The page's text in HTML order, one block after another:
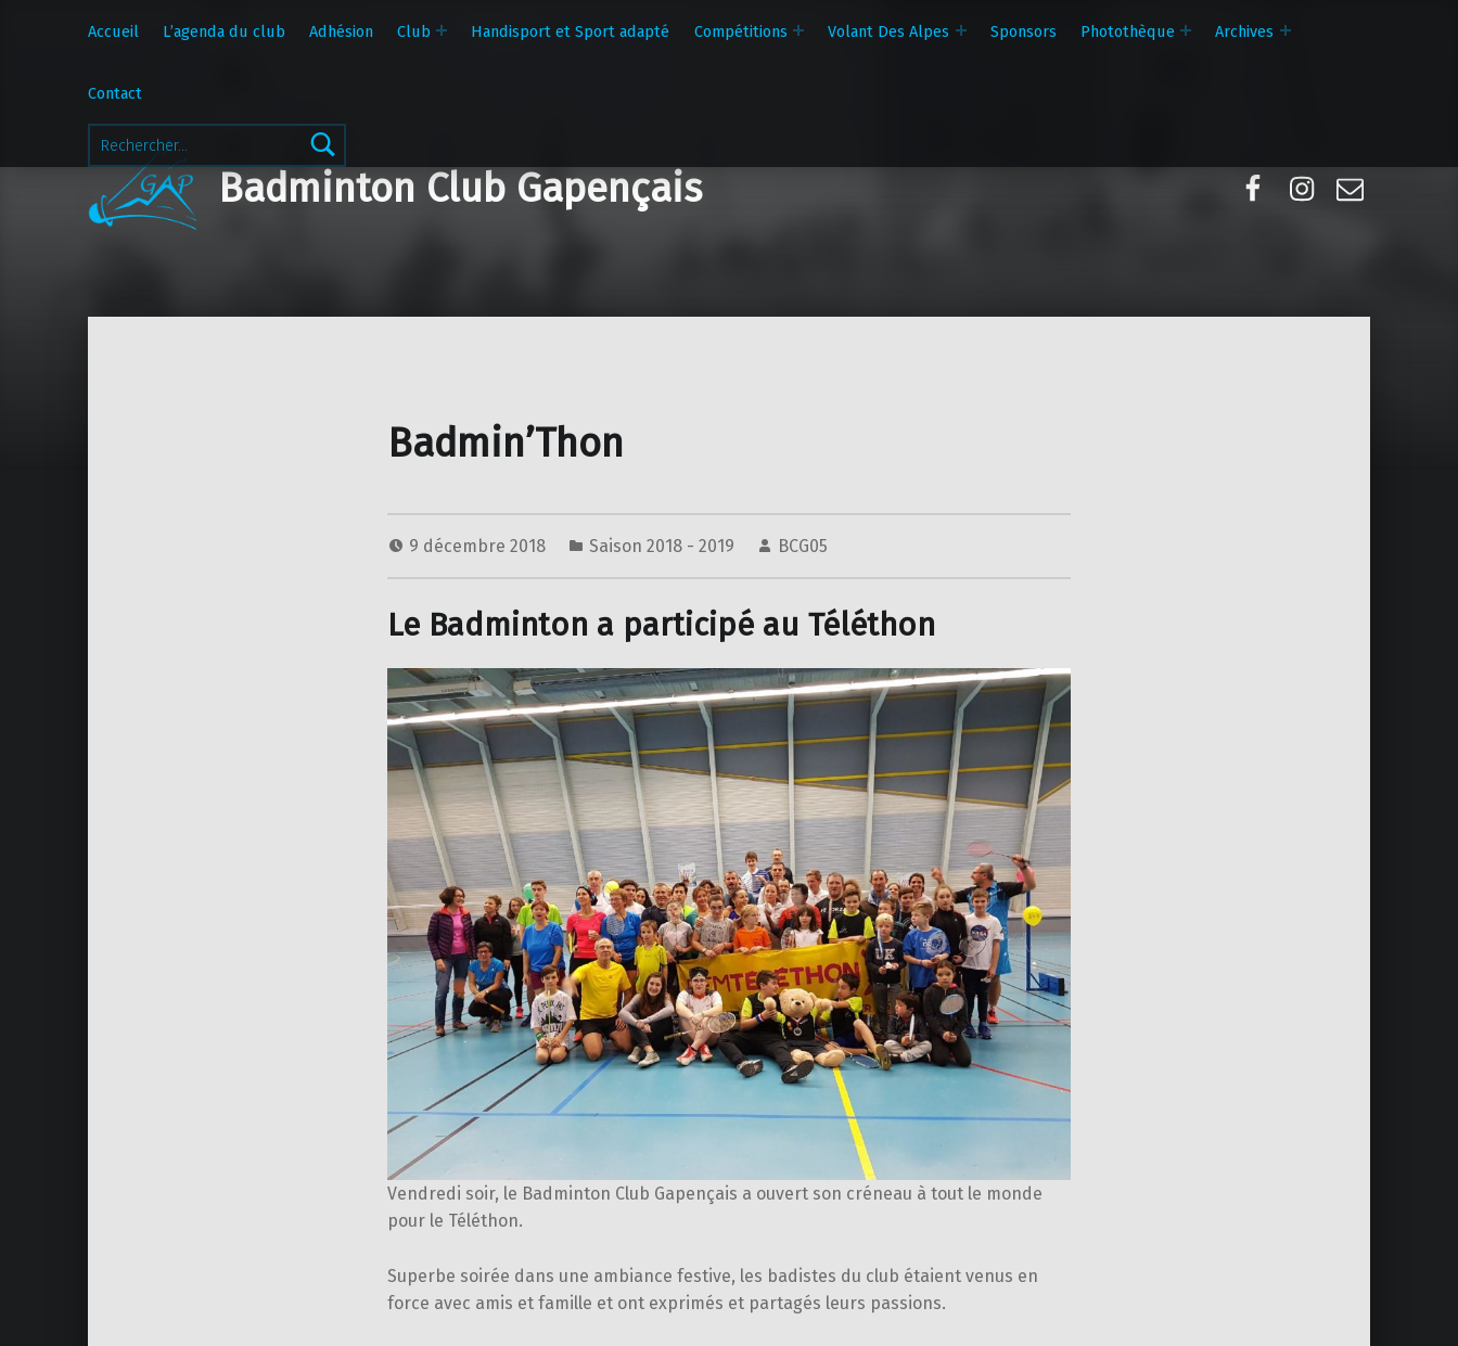
Rechercher :
Accueil L’agenda du club Adhésion Club Handisport et Sport adapté Compétitions Volant Des Alpes Sponsors Photothèque Archives
Contact
Badminton Club Gapençais Facebook
Instagram
E-mail
Badmin’Thon
9 décembre 2018 Saison 2018 - 2019 BCG05
Le Badminton a participé au Téléthon
Vendredi soir, le Badminton Club Gapençais a ouvert son créneau à tout le monde
pour le Téléthon.
Superbe soirée dans une ambiance festive, les badistes du club étaient venus en
force avec amis et famille et ont exprimés et partagés leurs passions.